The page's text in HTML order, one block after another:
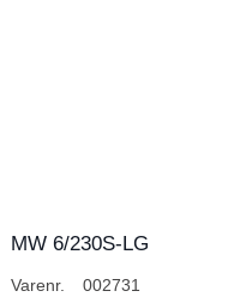
MW 6/230S-LG
Varenr. 002731